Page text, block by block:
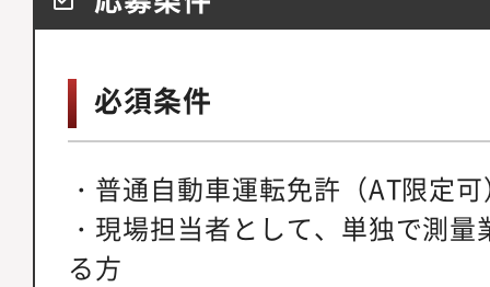
必須条件
・普通自動車運転免許（AT限定
・現場担当者として、単独で測
る方